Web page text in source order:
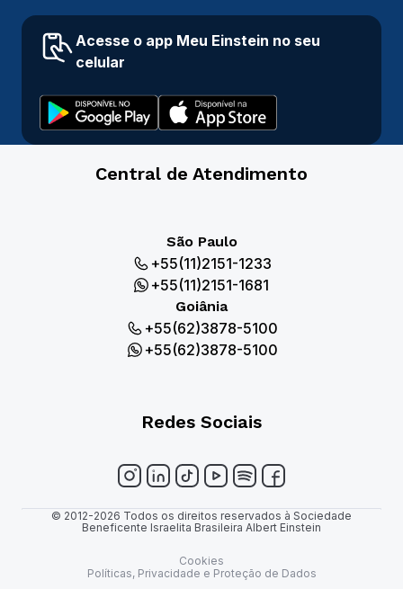
Acesse o app Meu Einstein no seu
celular
Central de Atendimento
São Paulo
+55(11)2151-1233
+55(11)2151-1681
Goiânia
+55(62)3878-5100
+55(62)3878-5100
Redes Sociais
© 2012-2026 Todos os direitos reservados à Sociedade
Beneficente Israelita Brasileira Albert Einstein
Cookies
Políticas, Privacidade e Proteção de Dados